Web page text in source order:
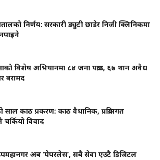
निर्णय: सरकारी ड्युटी छाडेर निजी क्लिनिकमा
विशेष अभियानमा ८४ जना पक्राउ, ६७ थान अवैध
बरामद
काठ प्रकरण: काठ वैधानिक, प्रक्रियागत
विवाद
अब ‘पेपरलेस’, सबै सेवा एउटै डिजिटल